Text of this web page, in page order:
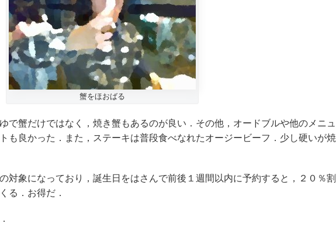
蟹をほおばる
で蟹だけではなく，焼き蟹もあるのが良い．その他，オードブルや他のメニュ
も良かった．また，ステーキは普段食べなれたオージービーフ．少し硬いが焼
対象になっており，誕生日をはさんで前後１週間以内に予約すると，２０％割
る．お得だ．